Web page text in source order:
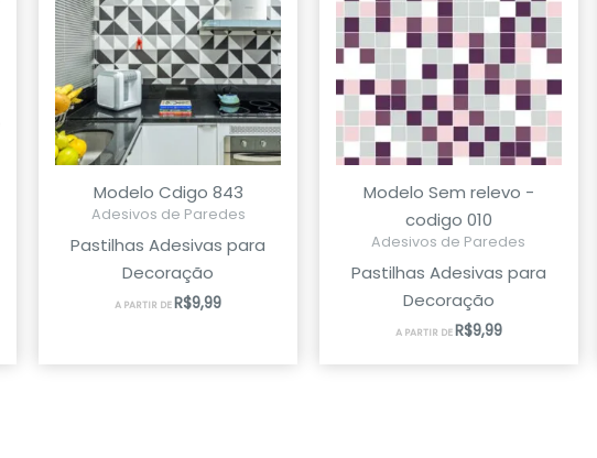
Modelo Cdigo 843
Adesivos de Paredes
Pastilhas Adesivas para
Decoração
A PARTIR DER$9,99
Modelo Sem relevo -
codigo 010
Adesivos de Paredes
Pastilhas Adesivas para
Decoração
A PARTIR DER$9,99